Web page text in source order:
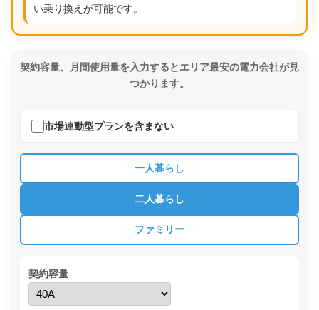
い乗り換えが可能です。
契約容量、月間使用量を入力するとエリア最安の電力会社が見
つかります。
市場連動型プランを含まない
一人暮らし
二人暮らし
ファミリー
契約容量